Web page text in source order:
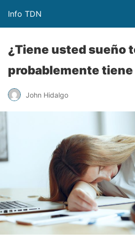
Info TDN
¿Tiene usted sueño
probablemente
John Hidalgo